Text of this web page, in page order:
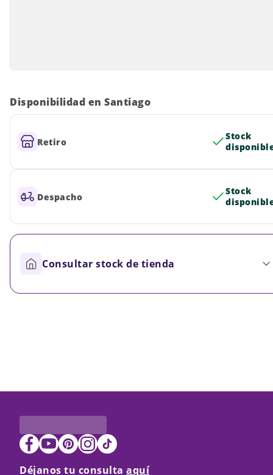
Disponibilidad en Santiago
Retiro
Stock
Despacho
Stock
Consultar stock de tienda
Déjanos tu consulta aquí